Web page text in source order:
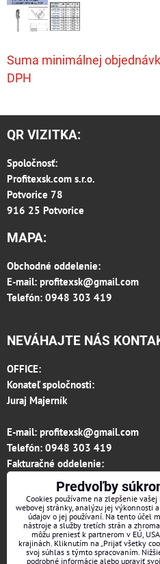
Suma minimálnej
DPH
QR VIZITKA:
Spoločnosť:
Profitexsk.com s.r.o.
Potvorice 78
916 25 Potvorice
MAPA:
Obchodné oddelenie:
E-mail: profitexsk@gmail.com
Telefón: 0948 303 419
NEVÁHAJTE NÁS
OFFICE:
Konateľ spoločnosti:
Juraj Majerník
E-mail: profitexsk@gmail.com
Telefón: 0948 303 419
Fakturačné oddelenie:
invoice.profitexsk@gmail.com
IČO: 36313157
IČ DPH: SK 2020182615
Firma je zapísaná v obchodnom
súde v Trenčíne, vložka č.12066/
Predvoľby
Cookies používame na zlepšenie
webovej stránky, analýzu jej výkonnosti
údajov o jej používaní. Na tento účel
nástroje a služby tretích strán a
môžu preniesť k partnerom v EÚ,
krajinách. Kliknutím na „Prijať všetky
svoj súhlas s týmto spracovaním.
podrobné informácie alebo upraviť